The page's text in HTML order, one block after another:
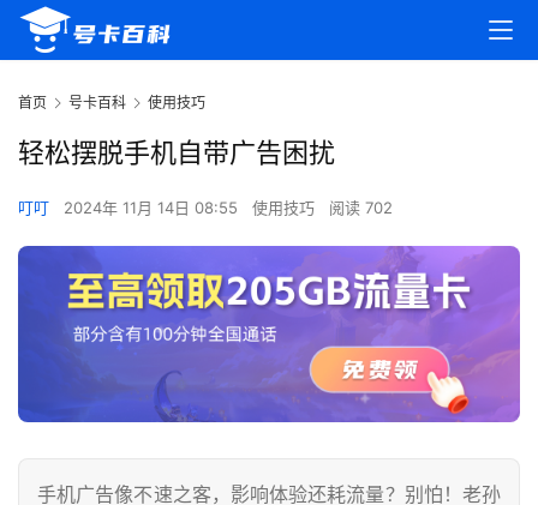
首页 号卡百科 使用技巧
轻松摆脱手机自带广告困扰
叮叮 2024年 11月 14日 08:55 使用技巧 阅读 702
手机广告像不速之客，影响体验还耗流量？别怕！老孙